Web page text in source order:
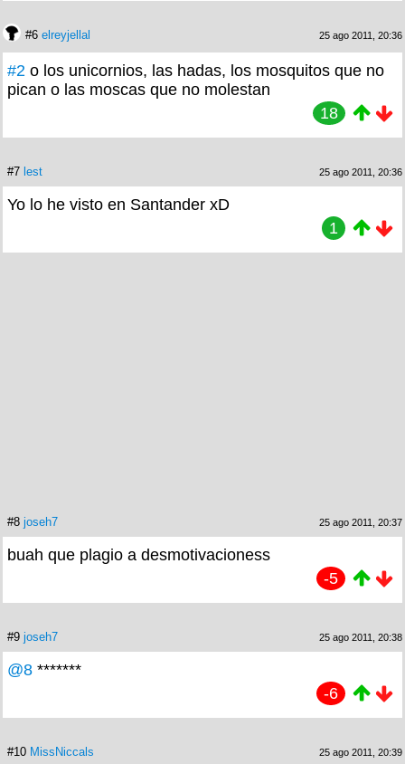
#6 elreyjellal 25 ago 2011, 20:36
#2 o los unicornios, las hadas, los mosquitos que no
pican o las moscas que no molestan
18
#7 lest 25 ago 2011, 20:36
Yo lo he visto en Santander xD
1
#8 joseh7 25 ago 2011, 20:37
buah que plagio a desmotivacioness
-5
#9 joseh7 25 ago 2011, 20:38
@8 *******
-6
#10 MissNiccals 25 ago 2011, 20:39